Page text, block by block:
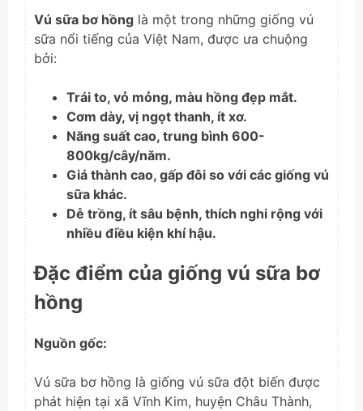
Vú sữa bơ hồng là một trong những giống vú
sữa nổi tiếng của Việt Nam, được ưa chuộng
bởi:
Trái to, vỏ mỏng, màu hồng đẹp mắt.
Cơm dày, vị ngọt thanh, ít xơ.
Năng suất cao, trung bình 600-
800kg/cây/năm.
Giá thành cao, gấp đôi so với các giống vú
sữa khác.
Dễ trồng, ít sâu bệnh, thích nghi rộng với
nhiều điều kiện khí hậu.
Đặc điểm của giống vú sữa bơ
hồng
Nguồn gốc:
Vú sữa bơ hồng là giống vú sữa đột biến được
phát hiện tại xã Vĩnh Kim, huyện Châu Thành,